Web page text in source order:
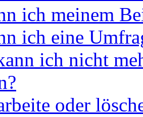
ich meinem
ich eine
ich nicht
oder